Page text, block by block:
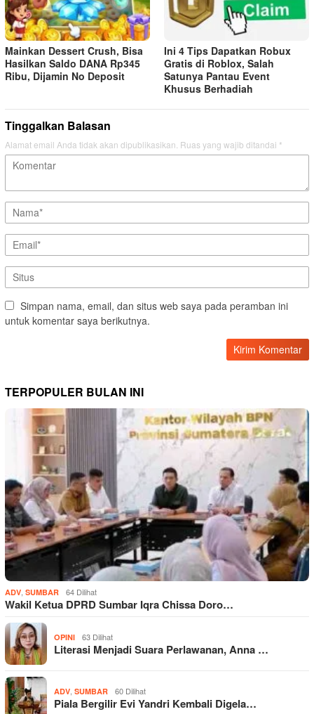
Mainkan Dessert Crush, Bisa
Hasilkan Saldo DANA Rp345
Ribu, Dijamin No Deposit
Ini 4 Tips Dapatkan Robux
Gratis di Roblox, Salah
Satunya Pantau Event
Khusus Berhadiah
Tinggalkan Balasan
Alamat email Anda tidak akan dipublikasikan. Ruas yang wajib ditandai *
Simpan nama, email, dan situs web saya pada peramban ini
untuk komentar saya berikutnya.
TERPOPULER BULAN INI
ADV SUMBAR 64 Dilihat
Wakil Ketua DPRD Sumbar Iqra Chissa Doro…
OPINI 63 Dilihat
Literasi Menjadi Suara Perlawanan, Anna …
ADV SUMBAR 60 Dilihat
Piala Bergilir Evi Yandri Kembali Digela…